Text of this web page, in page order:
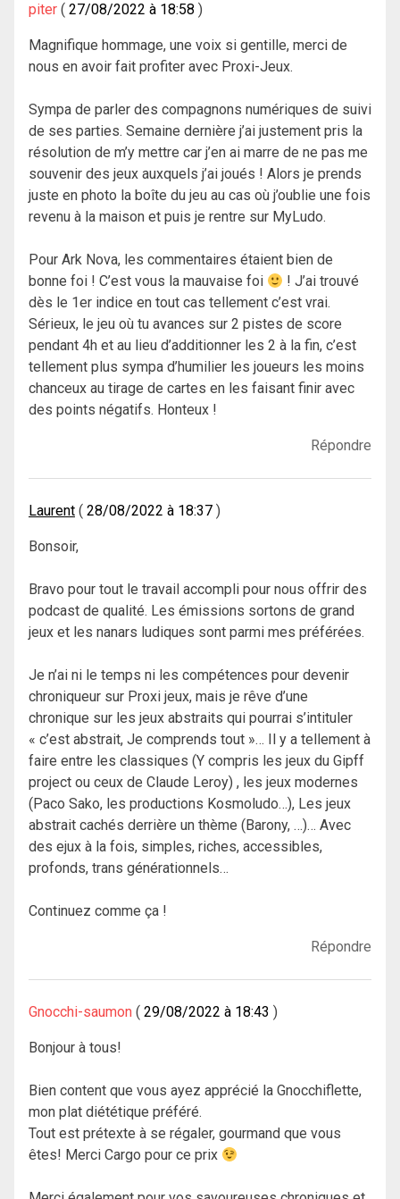
piter 27/08/2022 à 18:58
Magnifique hommage, une voix si gentille, merci de
nous en avoir fait profiter avec Proxi-Jeux.
Sympa de parler des compagnons numériques de suivi
de ses parties. Semaine dernière j’ai justement pris la
résolution de m’y mettre car j’en ai marre de ne pas me
souvenir des jeux auxquels j’ai joués ! Alors je prends
juste en photo la boîte du jeu au cas où j’oublie une fois
revenu à la maison et puis je rentre sur MyLudo.
Pour Ark Nova, les commentaires étaient bien de
bonne foi ! C’est vous la mauvaise foi
! J’ai trouvé
dès le 1er indice en tout cas tellement c’est vrai.
Sérieux, le jeu où tu avances sur 2 pistes de score
pendant 4h et au lieu d’additionner les 2 à la fin, c’est
tellement plus sympa d’humilier les joueurs les moins
chanceux au tirage de cartes en les faisant finir avec
des points négatifs. Honteux !
Répondre
Laurent 28/08/2022 à 18:37
Bonsoir,
Bravo pour tout le travail accompli pour nous offrir des
podcast de qualité. Les émissions sortons de grand
jeux et les nanars ludiques sont parmi mes préférées.
Je n’ai ni le temps ni les compétences pour devenir
chroniqueur sur Proxi jeux, mais je rêve d’une
chronique sur les jeux abstraits qui pourrai s’intituler
« c’est abstrait, Je comprends tout »… Il y a tellement à
faire entre les classiques (Y compris les jeux du Gipff
project ou ceux de Claude Leroy) , les jeux modernes
(Paco Sako, les productions Kosmoludo…), Les jeux
abstrait cachés derrière un thème (Barony, …)… Avec
des ejux à la fois, simples, riches, accessibles,
profonds, trans générationnels…
Continuez comme ça !
Répondre
Gnocchi-saumon 29/08/2022 à 18:43
Bonjour à tous!
Bien content que vous ayez apprécié la Gnocchiflette,
mon plat diététique préféré.
Tout est prétexte à se régaler, gourmand que vous
êtes! Merci Cargo pour ce prix